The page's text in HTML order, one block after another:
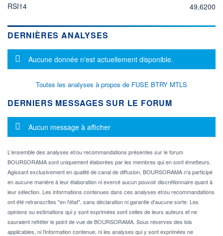
RSI14
49,6200
DERNIÈRES ANALYSES
Message d'information
Aucune donnée n'est actuellement disponible.
Toutes les analyses à propos de FUSE BTRY MTLS
DERNIERS MESSAGES SUR LE FORUM
Message d'information
Aucun message à afficher
L'ensemble des analyses et/ou recommandations présentes sur le forum
BOURSORAMA sont uniquement élaborées par les membres qui en sont émetteurs.
Agissant exclusivement en qualité de canal de diffusion, BOURSORAMA n'a participé
en aucune manière à leur élaboration ni exercé aucun pouvoir discrétionnaire quant à
leur sélection. Les informations contenues dans ces analyses et/ou recommandations
ont été retranscrites "en l'état", sans déclaration ni garantie d'aucune sorte. Les
opinions ou estimations qui y sont exprimées sont celles de leurs auteurs et ne
sauraient refléter le point de vue de BOURSORAMA. Sous réserves des lois
applicables, ni l'information contenue, ni les analyses qui y sont exprimées ne